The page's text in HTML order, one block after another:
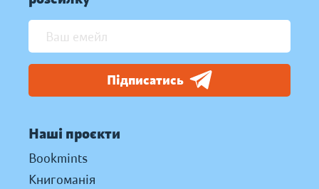
Підписатись
Наші проєкти
Bookmints
Книгоманія